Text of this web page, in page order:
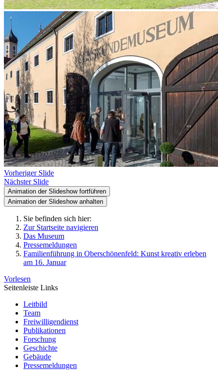
Vorheriger Slide
Nächster Slide
Animation der Slideshow fortführen
Animation der Slideshow anhalten
Sie befinden sich hier:
Zur Startseite navigieren
Das Museum
Pressemeldungen
Familienführung in Oberschönenfeld: Kunst kreativ erleben
am 16. Januar
Vorlesen
Seitenleiste Links
Leitbild
Team
Freiwilligendienst
Publikationen
Forschung
Geschichte
Gebäude
Pressemeldungen